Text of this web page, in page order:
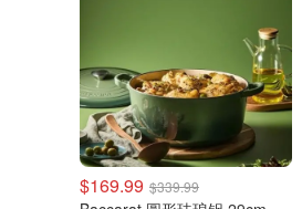
$169.99 $339.99